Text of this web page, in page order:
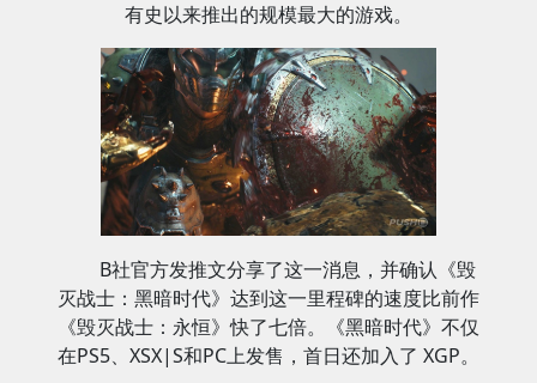
有史以来推出的规模最大的游戏。
B社官方发推文分享了这一消息，并确认《毁
灭战士：黑暗时代》达到这一里程碑的速度比前作
《毁灭战士：永恒》快了七倍。《黑暗时代》不仅
在PS5、XSX|S和PC上发售，首日还加入了 XGP。